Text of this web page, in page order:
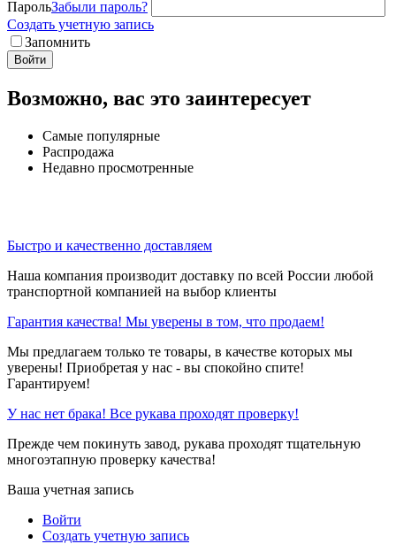
ПарольЗабыли пароль?
Создать учетную запись
Запомнить
Войти
Возможно, вас это заинтересует
Самые популярные
Распродажа
Недавно просмотренные
Быстро и качественно доставляем
Наша компания производит доставку по всей России любой
транспортной компанией на выбор клиенты
Гарантия качества! Мы уверены в том, что продаем!
Мы предлагаем только те товары, в качестве которых мы
уверены! Приобретая у нас - вы спокойно спите!
Гарантируем!
У нас нет брака! Все рукава проходят проверку!
Прежде чем покинуть завод, рукава проходят тщательную
многоэтапную проверку качества!
Ваша учетная запись
Войти
Создать учетную запись